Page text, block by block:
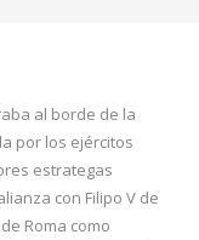
al borde de la
por los ejércitos
estrategas
con Filipo V de
Roma como